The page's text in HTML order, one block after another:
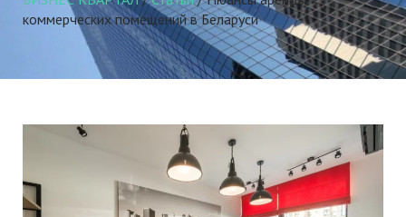
коммерческих помещений в Беларуси